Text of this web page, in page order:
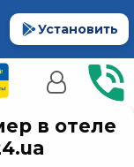
Установить
в отеле